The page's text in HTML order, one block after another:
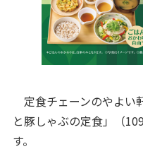
定食チェーンのやよい
と豚しゃぶの定食」（
す。